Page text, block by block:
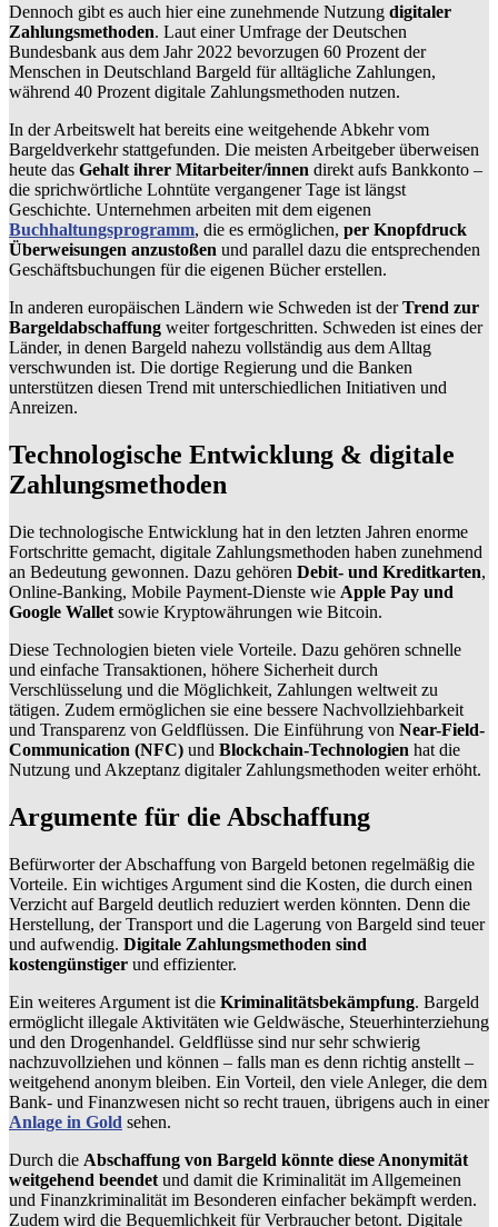
Dennoch gibt es auch hier eine zunehmende Nutzung digitaler
Zahlungsmethoden. Laut einer Umfrage der Deutschen
Bundesbank aus dem Jahr 2022 bevorzugen 60 Prozent der
Menschen in Deutschland Bargeld für alltägliche Zahlungen,
während 40 Prozent digitale Zahlungsmethoden nutzen.
In der Arbeitswelt hat bereits eine weitgehende Abkehr vom
Bargeldverkehr stattgefunden. Die meisten Arbeitgeber überweisen
heute das Gehalt ihrer Mitarbeiter/innen direkt aufs Bankkonto –
die sprichwörtliche Lohntüte vergangener Tage ist längst
Geschichte. Unternehmen arbeiten mit dem eigenen
Buchhaltungsprogramm, die es ermöglichen, per Knopfdruck
Überweisungen anzustoßen und parallel dazu die entsprechenden
Geschäftsbuchungen für die eigenen Bücher erstellen.
In anderen europäischen Ländern wie Schweden ist derTrend zur
Bargeldabschaffung weiter fortgeschritten. Schweden ist eines der
Länder, in denen Bargeld nahezu vollständig aus dem Alltag
verschwunden ist. Die dortige Regierung und die Banken
unterstützen diesen Trend mit unterschiedlichen Initiativen und
Anreizen.
Technologische Entwicklung & digitale
Zahlungsmethoden
Die technologische Entwicklung hat in den letzten Jahren enorme
Fortschritte gemacht, digitale Zahlungsmethoden haben zunehmend
an Bedeutung gewonnen. Dazu gehören Debit- und Kreditkarten,
Online-Banking, Mobile Payment-Dienste wie Apple Pay und
Google Wallet sowie Kryptowährungen wie Bitcoin.
Diese Technologien bieten viele Vorteile. Dazu gehören schnelle
und einfache Transaktionen, höhere Sicherheit durch
Verschlüsselung und die Möglichkeit, Zahlungen weltweit zu
tätigen. Zudem ermöglichen sie eine bessere Nachvollziehbarkeit
und Transparenz von Geldflüssen. Die Einführung von Near-Field-
Communication (NFC) und Blockchain-Technologien hat die
Nutzung und Akzeptanz digitaler Zahlungsmethoden weiter erhöht.
Argumente für die Abschaffung
Befürworter der Abschaffung von Bargeld betonen regelmäßig die
Vorteile. Ein wichtiges Argument sind die Kosten, die durch einen
Verzicht auf Bargeld deutlich reduziert werden könnten. Denn die
Herstellung, der Transport und die Lagerung von Bargeld sind teuer
und aufwendig. Digitale Zahlungsmethoden sind
kostengünstiger und effizienter.
Ein weiteres Argument ist die Kriminalitätsbekämpfung. Bargeld
ermöglicht illegale Aktivitäten wie Geldwäsche, Steuerhinterziehung
und den Drogenhandel. Geldflüsse sind nur sehr schwierig
nachzuvollziehen und können – falls man es denn richtig anstellt –
weitgehend anonym bleiben. Ein Vorteil, den viele Anleger, die dem
Bank- und Finanzwesen nicht so recht trauen, übrigens auch in einer
Anlage in Gold sehen.
Durch die Abschaffung von Bargeld könnte diese Anonymität
weitgehend beendet und damit die Kriminalität im Allgemeinen
und Finanzkriminalität im Besonderen einfacher bekämpft werden.
Zudem wird die Bequemlichkeit für Verbraucher betont. Digitale